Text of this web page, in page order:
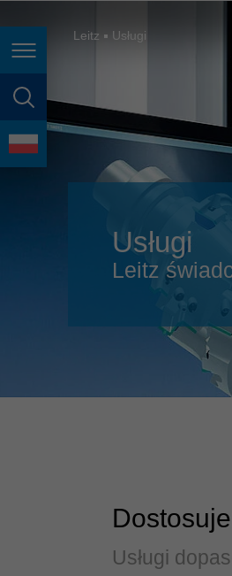
wyszukiwanie stron
język
Leitz Usługi
Usługi
Leitz
Usługi